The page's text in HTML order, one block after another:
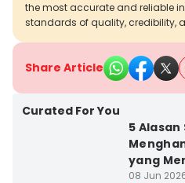
the most accurate and reliable
standards of quality, credibility,
Share Article
Curated For You
5
yang
08 Jun